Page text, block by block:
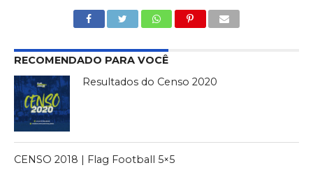
RECOMENDADO PARA VOCÊ
Resultados do Censo 2020
CENSO 2018 | Flag Football 5×5